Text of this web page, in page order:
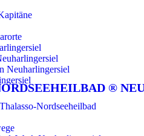
Neuharlingersiel
®
Nordseeheilbad